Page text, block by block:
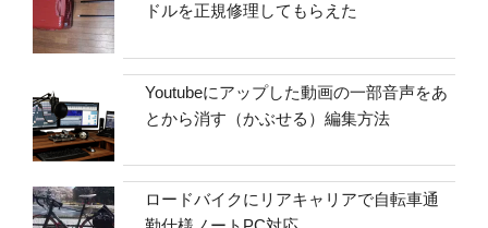
ドルを正規修理してもらえた
Youtubeにアップした動画の一部音声をあ
とから消す（かぶせる）編集方法
ロードバイクにリアキャリアで自転車通